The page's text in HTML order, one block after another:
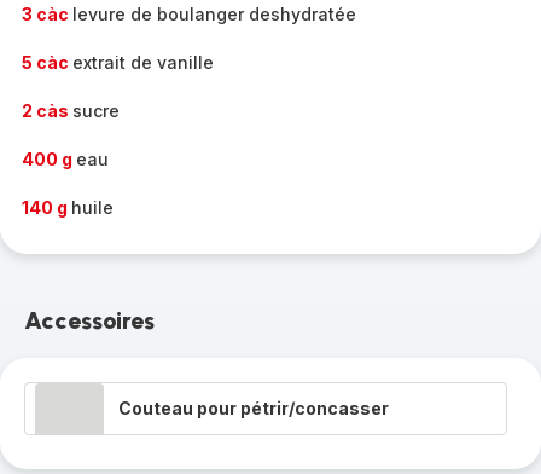
3 càc levure de boulanger deshydratée
5 càc extrait de vanille
2 càs sucre
400 g eau
140 g huile
Accessoires
Couteau pour pétrir/concasser